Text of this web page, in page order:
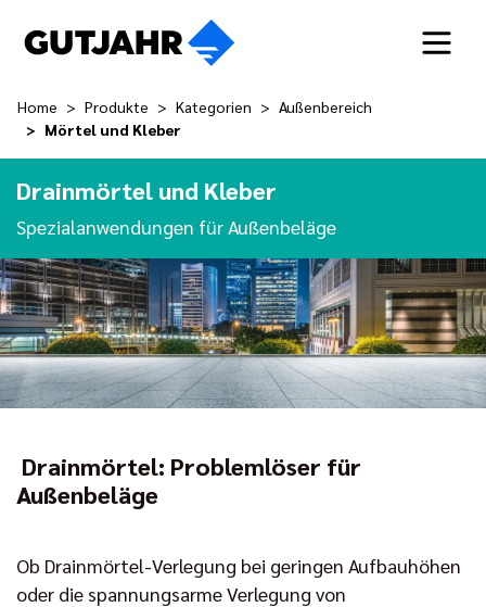
Home Produkte Kategorien
Außenbereich
Mörtel und Kleber
Drainmörtel und Kleber
Spezialanwendungen für Außenbeläge
Drainmörtel: Problemlöser für
Außenbeläge
Ob Drainmörtel-Verlegung bei geringen Aufbauhöhen
oder die spannungsarme Verlegung von